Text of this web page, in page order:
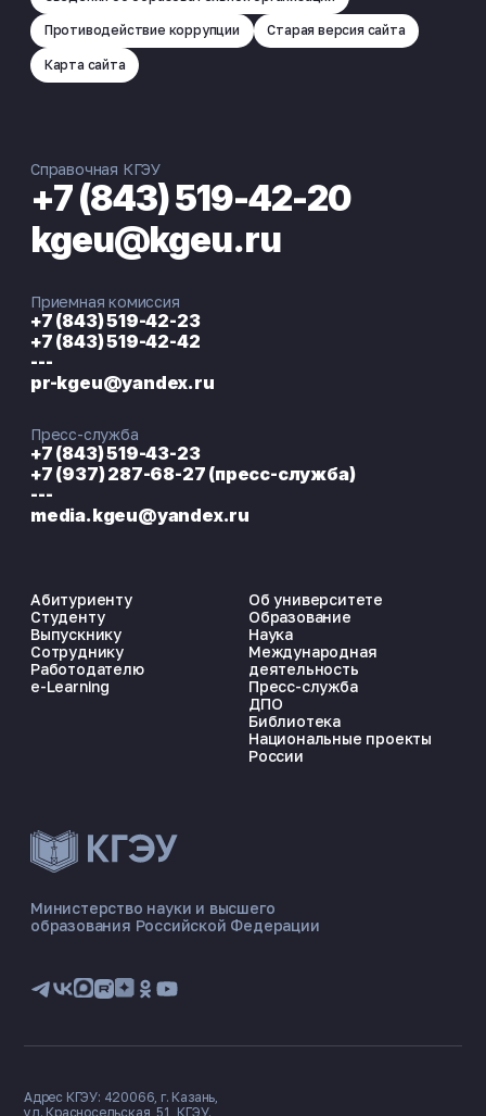
ЭНЕРГОКОД — ПОМОЩНИК КГЭУ
📋 Приёмная комиссия
🏠 Общежитие
Противодействие коррупции Старая версия сайта
Карта сайта
Министерство науки и высшего
образования Российской Федерации
Абитуриенту
Студенту
Выпускнику
Сотруднику
Работодателю
e-Learning
Об университете
Образование
Наука
Международная
деятельность
Пресс-служба
ДПО
Библиотека
Национальные проекты
России
Справочная КГЭУ
+7 (843) 519-42-20
kgeu@kgeu.ru
Приемная комиссия
+7 (843) 519-42-23
+7 (843) 519-42-42
---
pr-kgeu@yandex.ru
Пресс-служба
+7 (843) 519-43-23
+7 (937) 287-68-27 (пресс-служба)
---
media.kgeu@yandex.ru
Адрес КГЭУ: 420066, г. Казань,
ул. Красносельская, 51, КГЭУ.